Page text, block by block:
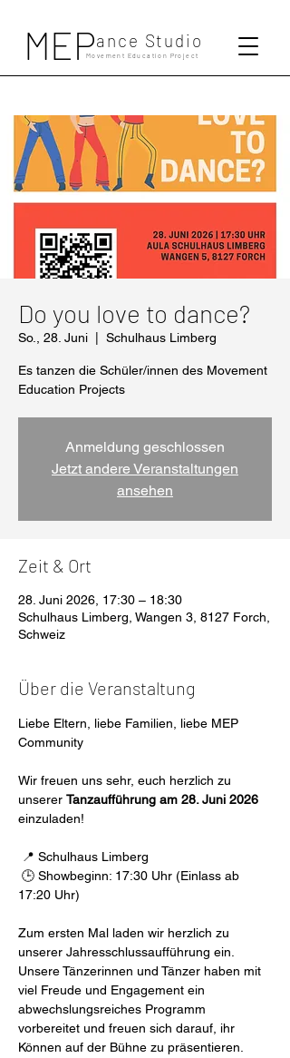
MEPMovement Education Project
ance Studio
Do you love to dance?
So., 28. Juni Schulhaus Limberg
Es tanzen die Schüler/innen des Movement
Education Projects
Anmeldung geschlossen
Jetzt andere Veranstaltungen
ansehen
Zeit & Ort
28. Juni 2026, 17:30 – 18:30
Schulhaus Limberg, Wangen 3, 8127 Forch,
Schweiz
Über die Veranstaltung
Liebe Eltern, liebe Familien, liebe MEP
Community
Wir freuen uns sehr, euch herzlich zu
unserer Tanzaufführung am 28. Juni 2026
einzuladen!
📍 Schulhaus Limberg
🕒 Showbeginn: 17:30 Uhr (Einlass ab
17:20 Uhr)
Zum ersten Mal laden wir herzlich zu
unserer Jahresschlussaufführung ein.
Unsere Tänzerinnen und Tänzer haben mit
viel Freude und Engagement ein
abwechslungsreiches Programm
vorbereitet und freuen sich darauf, ihr
Können auf der Bühne zu präsentieren.